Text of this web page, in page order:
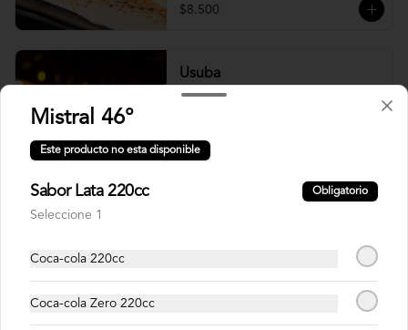
$8.500
Usuba
Roll relleno de salmón, camarón, queso
Roll relleno de Camarón panko, palta,
Mistral 46°
Este producto no esta disponible
Sabor Lata 220cc Obligatorio
Seleccione 1
Coca-cola 220cc
Coca-cola Zero 220cc